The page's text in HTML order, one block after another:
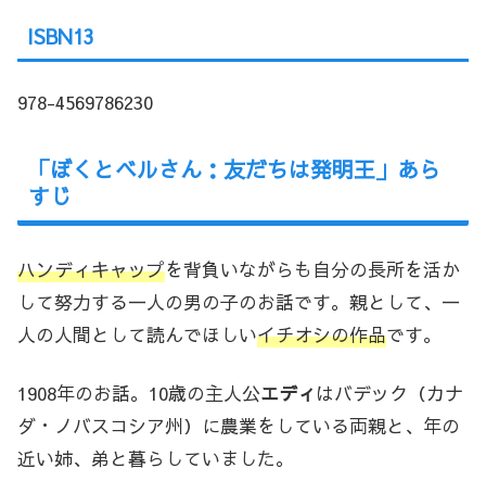
ISBN13
978-4569786230
「ぼくとベルさん：友だちは発明王」あら
すじ
ハンディキャップを背負いながらも自分の長所を活か
して努力する一人の男の子のお話です。親として、一
人の人間として読んでほしいイチオシの作品です。
1908年のお話。10歳の主人公エディ はバデック（カナ
ダ・ノバスコシア州）に農業をしている両親と、年の
近い姉、弟と暮らしていました。